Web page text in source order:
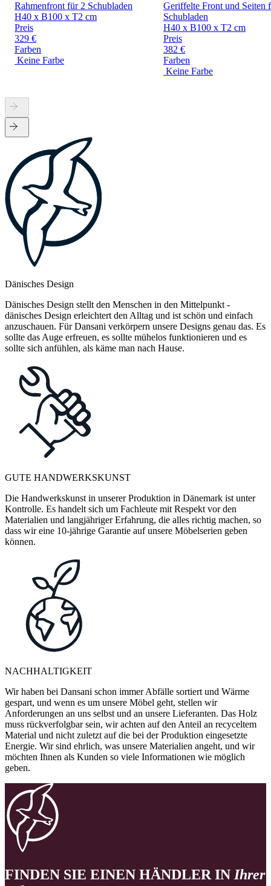
Rahmenfront für 2 Schubladen
H40 x B100 x T2 cm
Preis
329 €
Farben
Keine Farbe
Geriffelte Front und Seiten
Schubladen
H40 x B100 x T2 cm
Preis
382 €
Farben
Keine Farbe
Dänisches Design
Dänisches Design stellt den Menschen in den Mittelpunkt -
dänisches Design erleichtert den Alltag und ist schön und einfach
anzuschauen. Für Dansani verkörpern unsere Designs genau das. Es
sollte das Auge erfreuen, es sollte mühelos funktionieren und es
sollte sich anfühlen, als käme man nach Hause.
GUTE HANDWERKSKUNST
Die Handwerkskunst in unserer Produktion in Dänemark ist unter
Kontrolle. Es handelt sich um Fachleute mit Respekt vor den
Materialien und langjähriger Erfahrung, die alles richtig machen, so
dass wir eine 10-jährige Garantie auf unsere Möbelserien geben
können.
NACHHALTIGKEIT
Wir haben bei Dansani schon immer Abfälle sortiert und Wärme
gespart, und wenn es um unsere Möbel geht, stellen wir
Anforderungen an uns selbst und an unsere Lieferanten. Das Holz
muss rückverfolgbar sein, wir achten auf den Anteil an recyceltem
Material und nicht zuletzt auf die bei der Produktion eingesetzte
Energie. Wir sind ehrlich, was unsere Materialien angeht, und wir
möchten Ihnen als Kunden so viele Informationen wie möglich
geben.
FINDEN SIE EINEN HÄNDLER IN Ihrer